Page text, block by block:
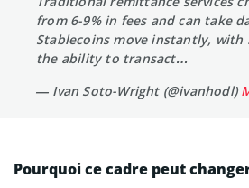
from 6-9% in fees and can take
Stablecoins move instantly, with
the ability to transact…
— Ivan Soto-Wright (@ivanhodl)
Pourquoi ce cadre peut